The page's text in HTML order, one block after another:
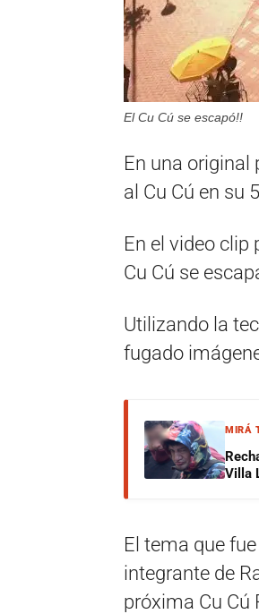
El Cu Cú se escapó!!
En una original
al Cu Cú en su
En el video clip
Cu Cú se
Utilizando la
fugado
MIRÁ
Villa
El tema que
integrante de
próxima Cu Cú